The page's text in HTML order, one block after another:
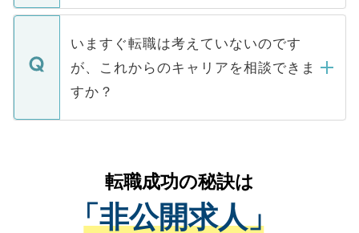
関を公にしてしまうと、応募が殺到する場
に、医療機関が求める条件に合った人材の
みを人材紹介会社に依頼するケースが増え
ています。
定を承諾する必要はありません。内定先へ
の辞退の連絡はキャリアパートナーが行い
個人情報が漏えいすることはありませんの
で、ご安心ください。当サイトからの登録
などで収集したご登録者様の個人情報は、
ご本人のキャリアアップおよび転職活動の
支援を目的に使用いたします。お預かりし
ているすべての個人データはご本人の許可
は、個人情報の取り扱いについての厳密な
管理基準を満たした事業者のみに付与され
る、プライバシーマークを取得済みです。
いますぐ転職は考えていないのです
が、これからのキャリアを相談できま
すか？
かがいして、現在の医療機関の状況や紹介
経験をまじえながら、適切なアドバイスを
させていただきます。すぐにご転職をされ
転職成功の秘訣は
「非公開求人」